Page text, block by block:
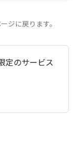
ジに戻ります。
定のサービス